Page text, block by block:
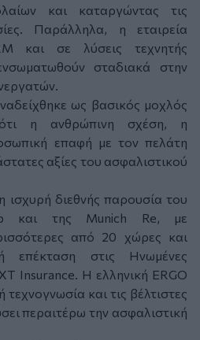
και καταργώντας τις
Παράλληλα, η εταιρεία
και σε λύσεις τεχνητής
σταδιακά στην
ως βασικός μοχλός
ότι η ανθρώπινη σχέση, η
επαφή με τον πελάτη
αξίες του ασφαλιστικού
ισχυρή διεθνής παρουσία του
και της Munich Re, με
από 20 χώρες και
επέκταση στις Ηνωμένες
Insurance. Η ελληνική ERGO
τεχνογνωσία και τις βέλτιστες
περαιτέρω την ασφαλιστική